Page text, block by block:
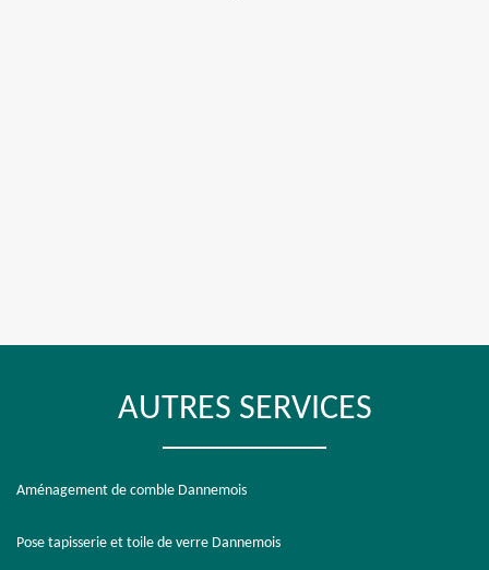
AUTRES SERVICES
Aménagement de comble Dannemois
Pose tapisserie et toile de verre Dannemois